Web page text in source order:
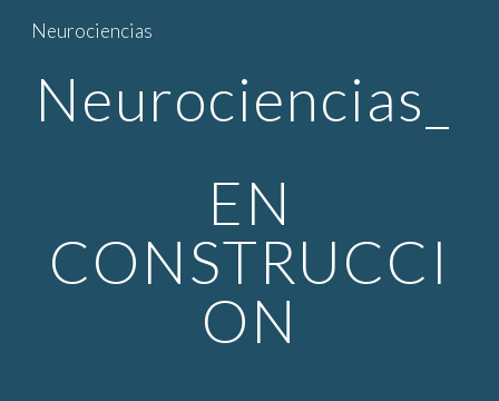
Skip to main content
Neurociencias
Neurociencias_
EN
CONSTRUCCI
ON